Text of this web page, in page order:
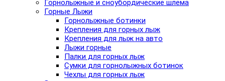
Горнолыжные и сноубордические шлема
Горные Лыжи
Горнолыжные ботинки
Крепления для горных лыж
Крепления для лыж на авто
Лыжи горные
Палки для горных лыж
Сумки для горнолыжных ботинок
Чехлы для горных лыж